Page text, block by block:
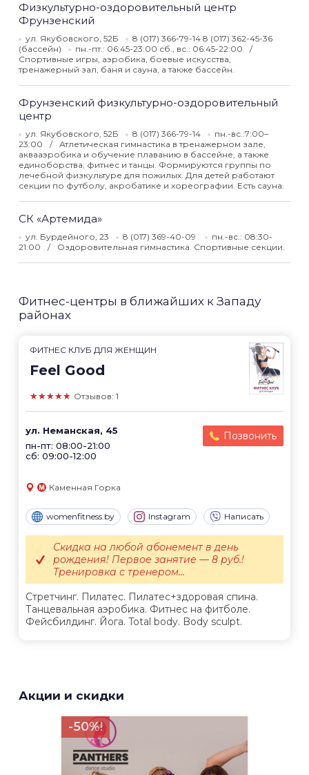
Физкультурно-оздоровительный центр
Фрунзенский
ул. Якубовского, 52Б
8 (017) 366-79-14 8 (017) 362-45-36
(бассейн)
пн.-пт.: 06:45-23:00 сб., вс.: 06:45-22:00
Спортивные игры, аэробика, боевые искусства,
тренажерный зал, баня и сауна, а также бассейн.
Фрунзенский физкультурно-оздоровительный
центр
ул. Якубовского, 52Б 8 (017) 366-79-14
пн.-вс.:7:00–
23:00
Атлетическая гимнастика в тренажерном зале,
аквааэробика и обучение плаванию в бассейне, а также
единоборства, фитнес и танцы. Формируются группы по
лечебной физкультуре для пожилых. Для детей работают
секции по футболу, акробатике и хореографии. Есть сауна.
СК «Артемида»
ул. Бурдейного, 23 8 (017) 369-40-09
пн.-вс.: 08:30-
21:00
Оздоровительная гимнастика. Спортивные секции.
Фитнес-центры в ближайших к Западу
районах
ФИТНЕС КЛУБ ДЛЯ ЖЕНЩИН
Feel Good
★★★★★ Отзывов: 1
ул. Неманская, 45
пн-пт: 08:00-21:00
сб: 09:00-12:00
Позвонить
Каменная Горка
womenfitness.by Instagram Написать
Стретчинг. Пилатес. Пилатес+здоровая спина.
Танцевальная аэробика. Фитнес на фитболе.
Фейсбилдинг. Йога. Total body. Body sculpt.
Скидка на любой абонемент в день
рождения! Первое занятие — 8 руб.!
Тренировка с тренером...
Акции и скидки
-50%!